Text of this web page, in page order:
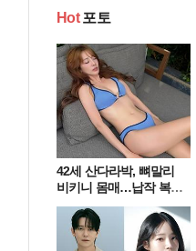
Hot포토
42세 산다라박, 뼈말리
비키니 몸매…납작 복부
에 깜짝